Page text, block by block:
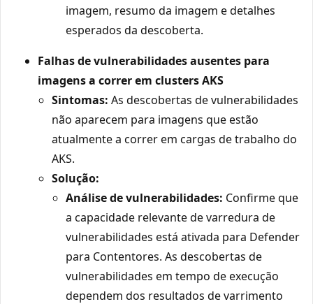
imagem, resumo da imagem e detalhes
esperados da descoberta.
Falhas de vulnerabilidades ausentes para
imagens a correr em clusters AKS
Sintomas: As descobertas de vulnerabilidades
não aparecem para imagens que estão
atualmente a correr em cargas de trabalho do
AKS.
Solução:
Análise de vulnerabilidades: Confirme que
a capacidade relevante de varredura de
vulnerabilidades está ativada para Defender
para Contentores. As descobertas de
vulnerabilidades em tempo de execução
dependem dos resultados de varrimento